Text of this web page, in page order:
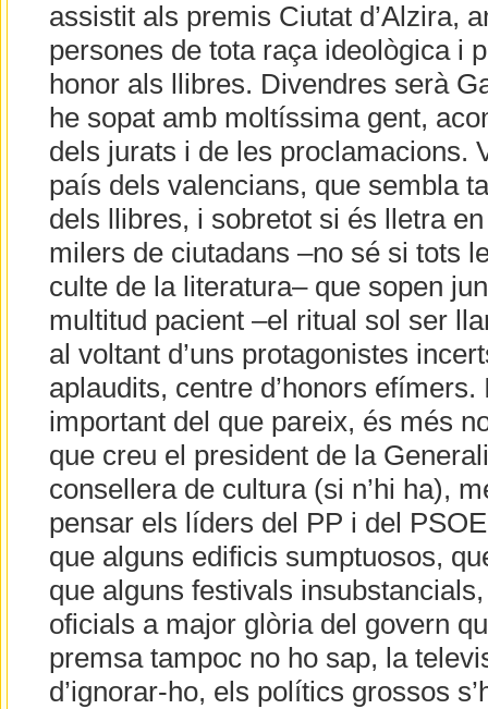
assistit als premis Ciutat d’Alzira,
persones de tota raça ideològica i
honor als llibres. Divendres serà
he sopat amb moltíssima gent,
dels jurats i de les proclamacions.
país dels valencians, que sembla
dels llibres, i sobretot si és lletra
milers de ciutadans –no sé si tots
culte de la literatura– que sopen
multitud pacient –el ritual sol ser
al voltant d’uns protagonistes
aplaudits, centre d’honors efímers.
important del que pareix, és més
que creu el president de la
consellera de cultura (si n’hi ha),
pensar els líders del PP i del
que alguns edificis sumptuosos,
que alguns festivals
oficials a major glòria del govern
premsa tampoc no ho sap, la
d’ignorar-ho, els polítics grossos